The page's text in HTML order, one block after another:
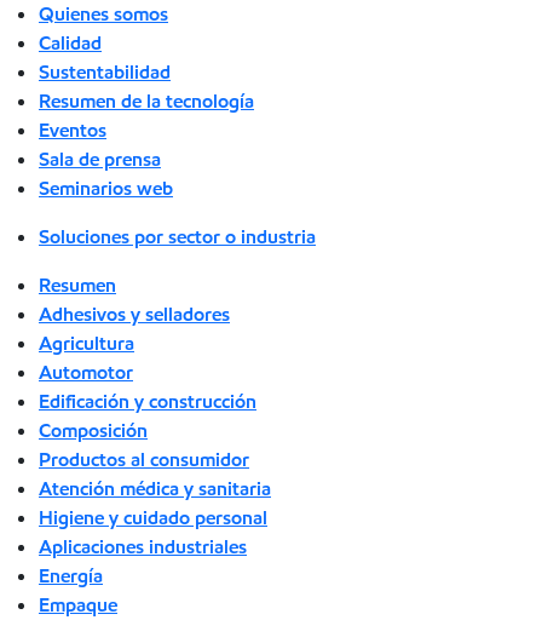
Quienes somos
Calidad
Sustentabilidad
Resumen de la tecnología
Eventos
Sala de prensa
Seminarios web
Soluciones por sector o industria
Resumen
Adhesivos y selladores
Agricultura
Automotor
Edificación y construcción
Composición
Productos al consumidor
Atención médica y sanitaria
Higiene y cuidado personal
Aplicaciones industriales
Energía
Empaque